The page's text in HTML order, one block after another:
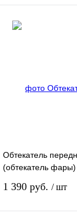
Обтекатель
(обтекатель фары)
1 390 руб. / шт